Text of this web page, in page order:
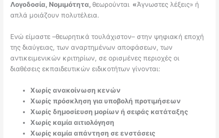
Λογοδοσία, Νομιμότητα,θεωρούνται «Άγνωστες λέξεις» ή
απλά μοιάζουν πολυτέλεια.
Ενώ είμαστε –θεωρητικά τουλάχιστον– στην ψηφιακή εποχή
της διαύγειας, των αναρτημένων αποφάσεων, των
αντικειμενικών κριτηρίων,σε ορισμένες περιοχέςοι
διαθέσεις εκπαιδευτικών ειδικοτήτωνγίνονται:
Χωρίς ανακοίνωση κενών
Χωρίς πρόσκληση για υποβολή προτιμήσεων
Χωρίς δημοσίευση μορίων ή σειράς κατάταξης
Χωρίς καμία αιτιολόγηση
Χωρίς καμία απάντηση σε ενστάσεις